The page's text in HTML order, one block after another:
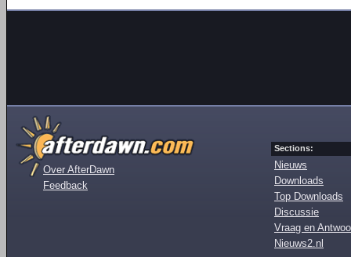
Over AfterDawn
Feedback
Sections:
Nieuws
Downloads
Top Downloads
Discussie
Vraag en
Nieuws2.nl